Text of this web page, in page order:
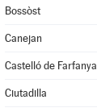
Bossòst
Canejan
Castelló de Farfanya
Ciutadilla